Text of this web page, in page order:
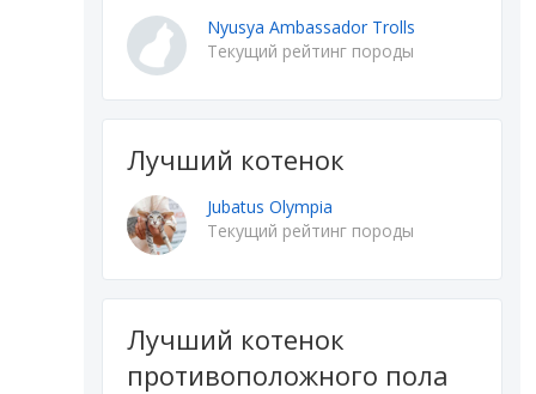
Nyusya Ambassador Trolls
Текущий рейтинг породы
Лучший котенок
Jubatus Olympia
Текущий рейтинг породы
Лучший котенок
противоположного пола